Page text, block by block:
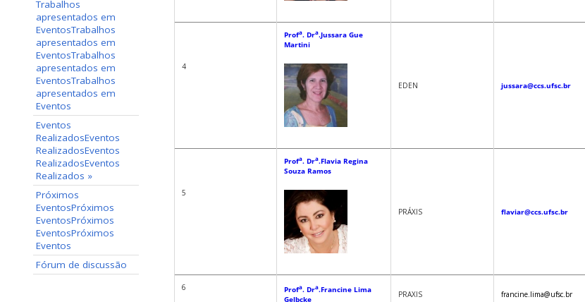
Trabalhos
apresentados em
EventosTrabalhos
apresentados em
EventosTrabalhos
apresentados em
EventosTrabalhos
apresentados em
Eventos
Eventos
RealizadosEventos
RealizadosEventos
RealizadosEventos
Realizados »
Próximos
EventosPróximos
EventosPróximos
EventosPróximos
Eventos
Fórum de discussão
4
Profa. Dra.Jussara Gue
Martini
EDEN jussara@ccs.ufsc.br
5
Profa. Dra.Flavia Regina
Souza Ramos
PRÁXIS flaviar@ccs.ufsc.br
6 Profa. Dra.Francine Lima
Gelbcke
PRAXIS francine.lima@ufsc.br